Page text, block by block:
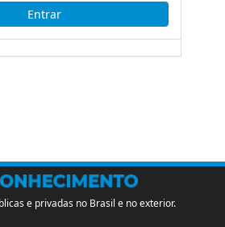
e privadas no Brasil e no exterior.